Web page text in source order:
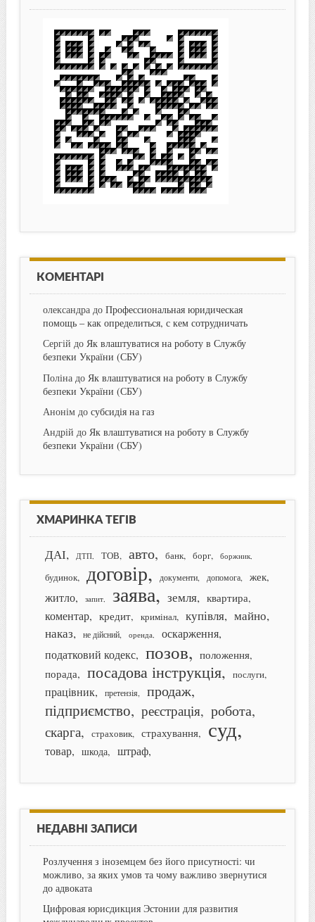
КОМЕНТАРІ
олександрадо Профессиональная юридическая
помощь – как определиться, с кем сотрудничать
Сергій до Як влаштуватися на роботу в Службу
безпеки України (СБУ)
Полінадо Як влаштуватися на роботу в Службу
безпеки України (СБУ)
Анонімдо субсидія на газ
Андрій до Як влаштуватися на роботу в Службу
безпеки України (СБУ)
ХМАРИНКА ТЕГІВ
ДАІ ДТП ТОВ авто банк борг боржник
будинок договір документи допомога жек
житло запит заява земля квартира
коментар кредит кримінал купівля
майно
наказ
не дійсний оренда оскарження
податковий кодекс позов положення
порада посадова інструкція послуги
працівник претензія продаж
підприємство реєстрація робота
скарга страховик страхування суд
товар шкода штраф
НЕДАВНІ ЗАПИСИ
Розлучення з іноземцем без його присутності: чи
можливо, за яких умов та чому важливо звернутися
до адвоката
Цифровая юрисдикция Эстонии для развития